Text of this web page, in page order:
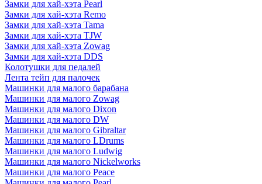
Замки для хай-хэта Pearl
Замки для хай-хэта Remo
Замки для хай-хэта Tama
Замки для хай-хэта TJW
Замки для хай-хэта Zowag
Замки для хай-хэта DDS
Колотушки для педалей
Лента тейп для палочек
Машинки для малого барабана
Машинки для малого Zowag
Машинки для малого Dixon
Машинки для малого DW
Машинки для малого Gibraltar
Машинки для малого LDrums
Машинки для малого Ludwig
Машинки для малого Nickelworks
Машинки для малого Peace